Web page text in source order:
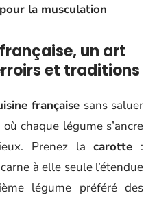
la musculation
un art
et traditions
française sans saluer
chaque légume s’ancre
Prenez lacarotte :
à elle seule l’étendue
légume préféré des